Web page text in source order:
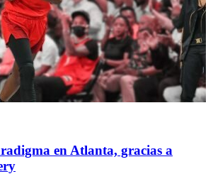
en Atlanta, gracias a